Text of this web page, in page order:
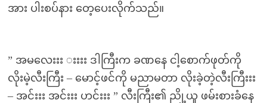
အား ပါးစပ်နား တေ့ပေးလိုက်သည်။
” အမလေးးး းးးး ဒါကြီးက ခဏနေ ငါ့စောက်ဖုတ်ကို
လိုးမဲ့လီးကြီး – မောင့်ဖင်ကို မညာမတာ လိုးခဲ့တဲ့လီးကြီးးး
– အင်းးး အင်းးး ဟင်းးး ” လီးကြီး၏ ညို့ယူ ဖမ်းစားခံနေ